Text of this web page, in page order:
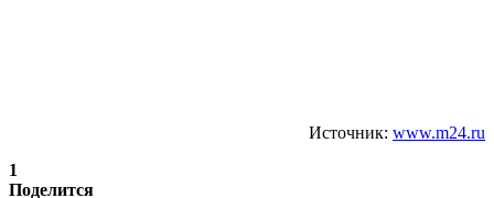
Источник: www.m24.ru
1
Поделится